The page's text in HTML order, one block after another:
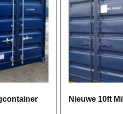
Nieuwe 10ft